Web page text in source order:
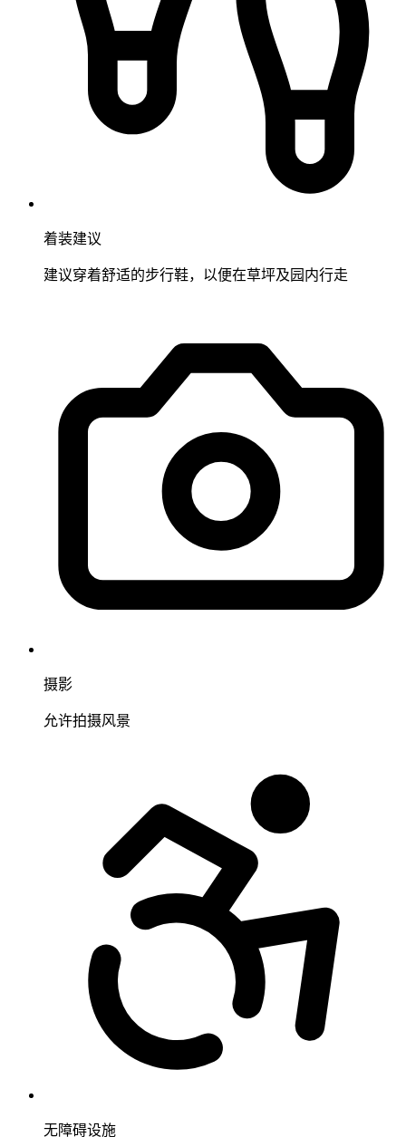
着装建议
建议穿着舒适的步行鞋，以便在草坪及园内行走
摄影
允许拍摄风景
无障碍设施